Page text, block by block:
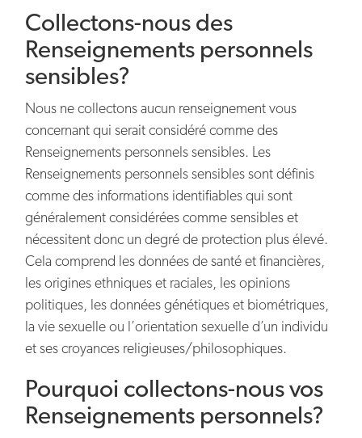
Collectons-nous des
Renseignements personnels
sensibles?
Nous ne collectons aucun renseignement vous
concernant qui serait considéré comme des
Renseignements personnels sensibles. Les
Renseignements personnels sensibles sont définis
comme des informations identifiables qui sont
généralement considérées comme sensibles et
nécessitent donc un degré de protection plus élevé.
Cela comprend les données de santé et financières,
les origines ethniques et raciales, les opinions
politiques, les données génétiques et biométriques,
la vie sexuelle ou l’orientation sexuelle d’un individu
et ses croyances religieuses/philosophiques.
Pourquoi collectons-nous vos
Renseignements personnels?